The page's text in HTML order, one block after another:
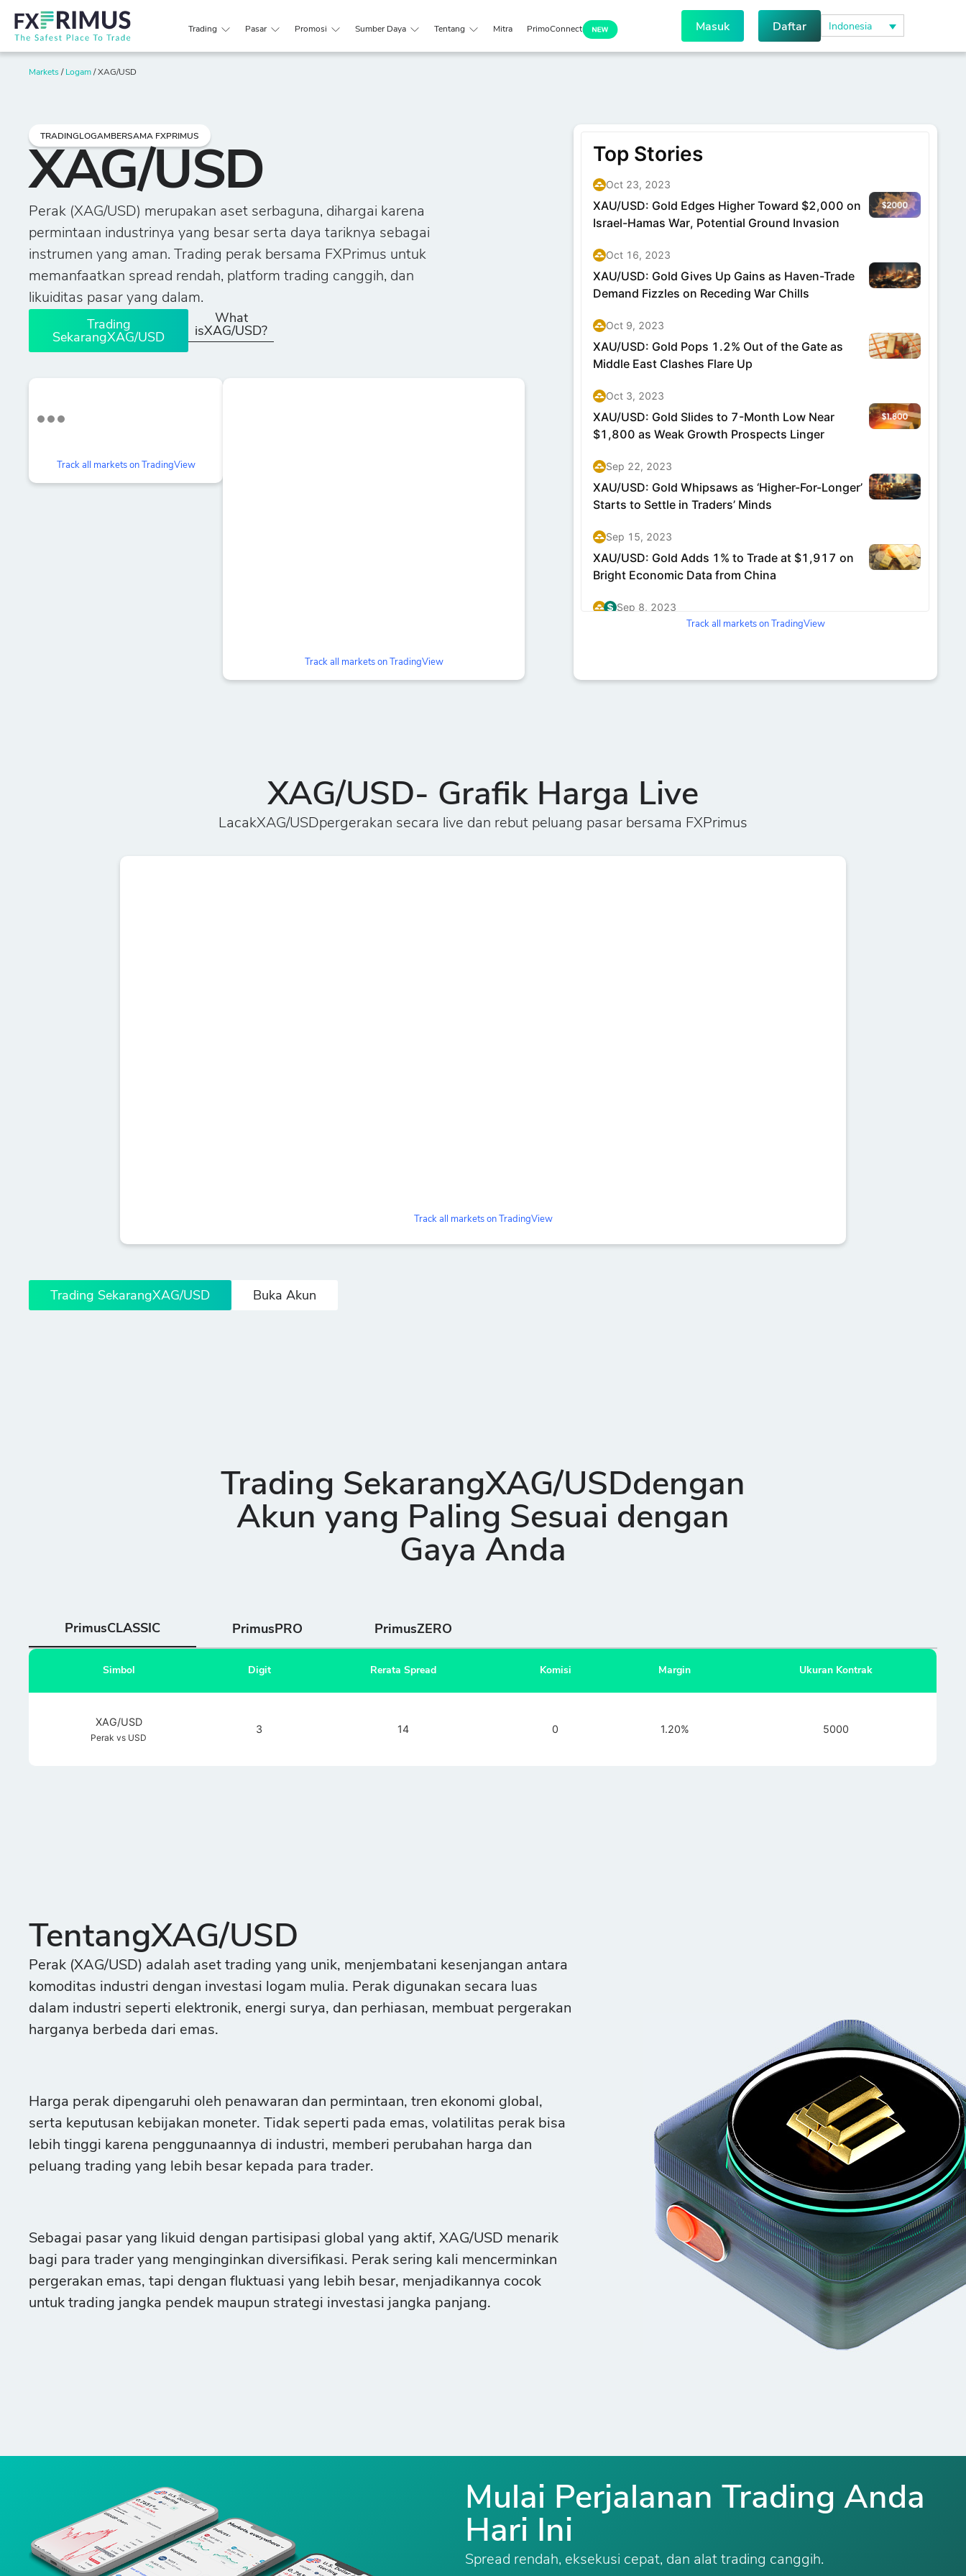
Trading Pasar Promosi Sumber Daya Tentang Mitra PrimoConnect Masuk Daftar Indonesia
TRADINGLOGAMBERSAMA FXPRIMUS
XAG/USD
Perak (XAG/USD) merupakan aset serbaguna, dihargai karena
permintaan industrinya yang besar serta daya tariknya sebagai
instrumen yang aman. Trading perak bersama FXPrimus untuk
memanfaatkan spread rendah, platform trading canggih, dan
likuiditas pasar yang dalam.
Trading
SekarangXAG/USD
What
isXAG/USD?
Track all markets on TradingView
Track all markets on TradingView
Track all markets on TradingView
Markets / Logam /XAG/USD
XAG/USD- Grafik Harga Live
LacakXAG/USDpergerakan secara live dan rebut peluang pasar bersama FXPrimus
Track all markets on TradingView
Trading SekarangXAG/USD Buka Akun
Trading SekarangXAG/USDdengan
Akun yang Paling Sesuai dengan
Gaya Anda
PrimusCLASSIC PrimusPRO PrimusZERO
Simbol Digit Rerata Spread Komisi Margin Ukuran Kontrak
XAG/USD
Perak vs USD
3 14 0 1.20% 5000
TentangXAG/USD
Perak (XAG/USD) adalah aset trading yang unik, menjembatani kesenjangan antara
komoditas industri dengan investasi logam mulia. Perak digunakan secara luas
dalam industri seperti elektronik, energi surya, dan perhiasan, membuat pergerakan
harganya berbeda dari emas.
Harga perak dipengaruhi oleh penawaran dan permintaan, tren ekonomi global,
serta keputusan kebijakan moneter. Tidak seperti pada emas, volatilitas perak bisa
lebih tinggi karena penggunaannya di industri, memberi perubahan harga dan
peluang trading yang lebih besar kepada para trader.
Sebagai pasar yang likuid dengan partisipasi global yang aktif, XAG/USD menarik
bagi para trader yang menginginkan diversifikasi. Perak sering kali mencerminkan
pergerakan emas, tapi dengan fluktuasi yang lebih besar, menjadikannya cocok
untuk trading jangka pendek maupun strategi investasi jangka panjang.
Mulai Perjalanan Trading Anda
Hari Ini
Spread rendah, eksekusi cepat, dan alat trading canggih.